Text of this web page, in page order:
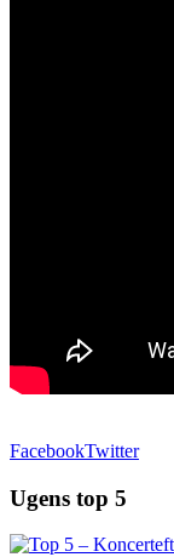
FacebookTwitter
Ugens top 5